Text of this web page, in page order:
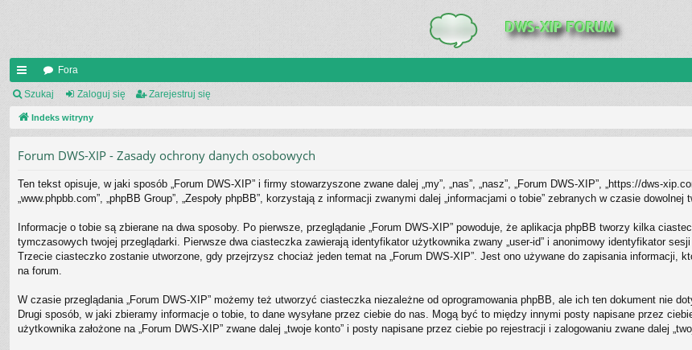
UI
C
IN
S
Fora
Szukaj Zaloguj się Zarejestruj się
Indeks witryny
Forum DWS-XIP - Zasady ochrony danych osobowych
Ten tekst opisuje, w jaki sposób „Forum DWS-XIP” i firmy stowarzyszone zwane dalej „my”, „nas”, „nasz”, „Forum DWS-XIP”, „https://dws-
„www.phpbb.com”, „phpBB Group”, „Zespoły phpBB”, korzystają z informacji zwanymi dalej „informacjami o tobie” zebranych w czasie dowolnej
Informacje o tobie są zbierane na dwa sposoby. Po pierwsze, przeglądanie „Forum DWS-XIP” powoduje, że aplikacja phpBB tworzy kilka
tymczasowych twojej przeglądarki. Pierwsze dwa ciasteczka zawierają identyfikator użytkownika zwany „user-id” i anonimowy identyfikator
Trzecie ciasteczko zostanie utworzone, gdy przejrzysz chociaż jeden temat na „Forum DWS-XIP”. Jest ono używane do zapisania informacji,
na forum.
W czasie przeglądania „Forum DWS-XIP” możemy też utworzyć ciasteczka niezależne od oprogramowania phpBB, ale ich ten dokument nie
Drugi sposób, w jaki zbieramy informacje o tobie, to dane wysyłane przez ciebie do nas. Mogą być to między innymi posty napisane przez
użytkownika założone na „Forum DWS-XIP” zwane dalej „twoje konto” i posty napisane przez ciebie po rejestracji i zalogowaniu zwane dalej